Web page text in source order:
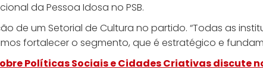
da Pessoa Idosa no PSB.
de um Setorial de Cultura no partido. “Todas as
fortalecer o segmento, que é estratégico e
Políticas Sociais e Cidades Criativas discute